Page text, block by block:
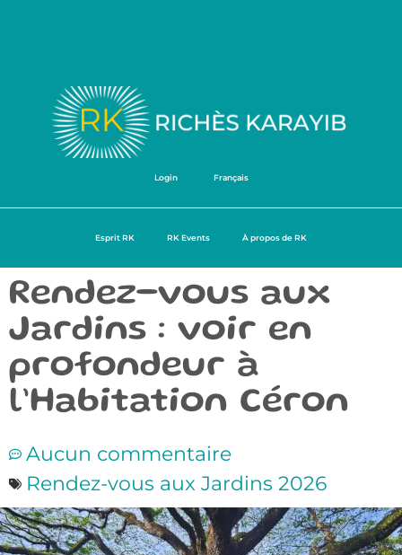
Login Français
Esprit RK RK Events À propos de RK
Rendez-vous aux
Jardins : voir en
profondeur à
l’Habitation Céron
Aucun commentaire
Rendez-vous aux Jardins 2026